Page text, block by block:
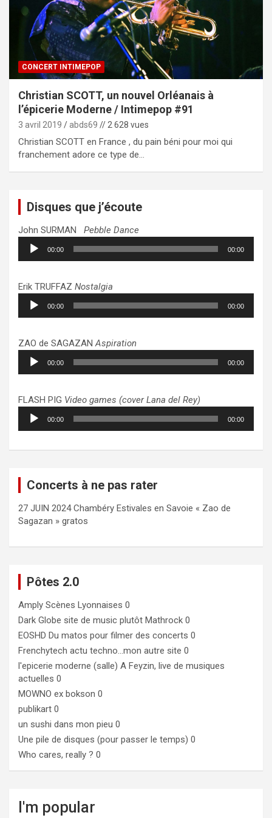
CONCERT INTIMEPOP
Christian SCOTT, un nouvel Orléanais à
l’épicerie Moderne / Intimepop #91
3 avril 2019 abds69 // 2 628 vues
Christian SCOTT en France , du pain béni pour moi qui
franchement adore ce type de…
Disques que j’écoute
John SURMAN Pebble Dance
Lecteur
audio
00:00 00:00
Erik TRUFFAZ Nostalgia
Lecteur
audio
00:00 00:00
ZAO de SAGAZANAspiration
Lecteur
audio
00:00 00:00
FLASH PIG Video games (cover Lana del Rey)
Lecteur
audio
00:00 00:00
Concerts à ne pas rater
27 JUIN 2024 Chambéry Estivales en Savoie « Zao de
Sagazan » gratos
Pôtes 2.0
Amply Scènes Lyonnaises 0
Dark Globe site de music plutôt Mathrock 0
EOSHD Du matos pour filmer des concerts 0
Frenchytech actu techno…mon autre site 0
l'epicerie moderne (salle) A Feyzin, live de musiques
actuelles 0
MOWNO ex bokson 0
publikart 0
un sushi dans mon pieu 0
Une pile de disques (pour passer le temps) 0
Who cares, really ? 0
I'm popular